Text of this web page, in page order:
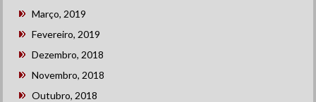
Março, 2019
Fevereiro, 2019
Dezembro, 2018
Novembro, 2018
Outubro, 2018